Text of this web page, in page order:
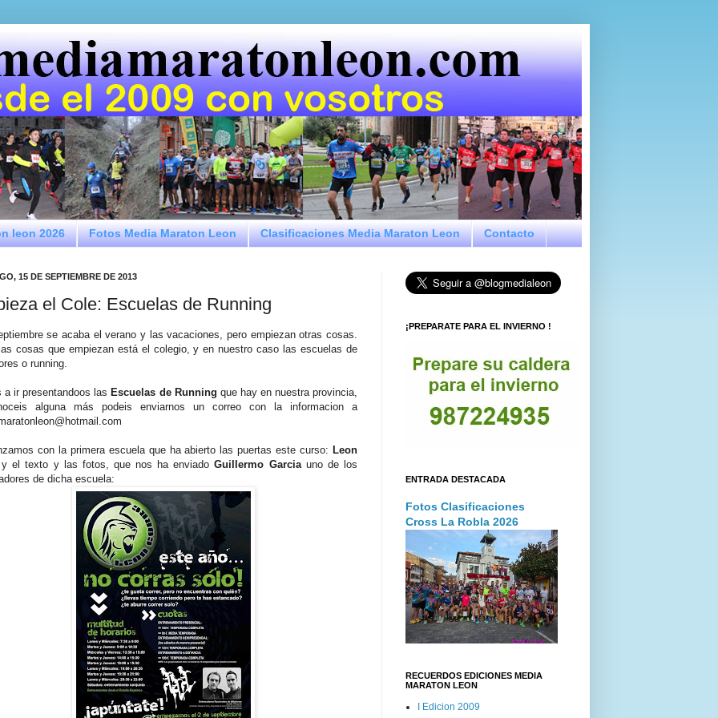
leon 2026 Fotos Media Maraton Leon Clasificaciones Media Maraton Leon Contacto
15 DE SEPTIEMBRE DE 2013
el Cole: Escuelas de Running
se acaba el verano y las vacaciones, pero empiezan otras cosas.
cosas que empiezan está el colegio, y en nuestro caso las escuelas de
o running.
a ir presentandoos las Escuelas de Running que hay en nuestra provincia,
alguna más podeis enviarnos un correo con la informacion a
con la primera escuela que ha abierto las puertas este curso: Leon
y el texto y las fotos, que nos ha enviadoGuillermo Garciauno de los
de dicha escuela:
¡PREPARATE PARA EL INVIERNO !
ENTRADA DESTACADA
Fotos Clasificaciones
Cross La Robla 2026
RECUERDOS EDICIONES MEDIA
MARATON LEON
I Edicion 2009